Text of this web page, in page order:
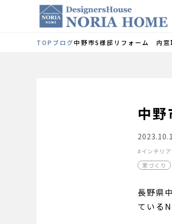
TOP ブログ中野市S様邸リフォーム 内窓
中
インテリ
家づくり
長野県
ている